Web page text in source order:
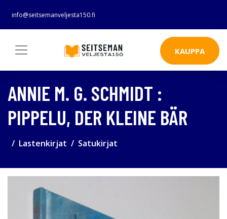
info@seitsemanveljesta150.fi
KAUPPA
ANNIE M. G. SCHMIDT :
PIPPELU, DER KLEINE BÄR
Lastenkirjat Satukirjat